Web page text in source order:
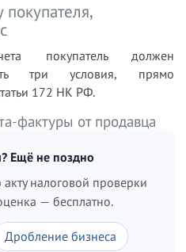
покупатель должен
три условия, прямо
172 НК РФ.
фактуры от продавца
Ещё не поздно
налоговой проверки
— бесплатно.
Дробление бизнеса